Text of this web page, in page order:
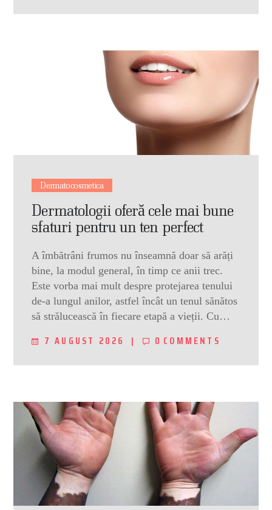
Dermatocosmetica
Dermatologii oferă cele mai bune
sfaturi pentru un ten perfect
A îmbătrâni frumos nu înseamnă doar să arăți
bine, la modul general, în timp ce anii trec.
Este vorba mai mult despre protejarea tenului
de-a lungul anilor, astfel încât un tenul sănătos
să strălucească în fiecare etapă a vieții. Cu…
7 AUGUST 2026 0 COMMENTS